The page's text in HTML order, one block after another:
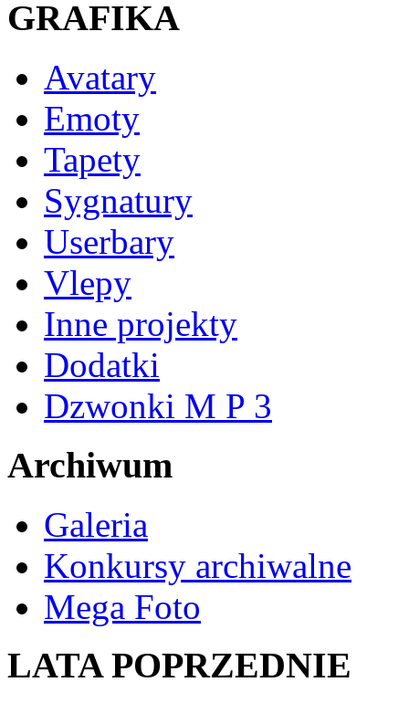
GRAFIKA
Avatary
Emoty
Tapety
Sygnatury
Userbary
Vlepy
Inne projekty
Dodatki
Dzwonki M P 3
Archiwum
Galeria
Konkursy archiwalne
Mega Foto
LATA POPRZEDNIE